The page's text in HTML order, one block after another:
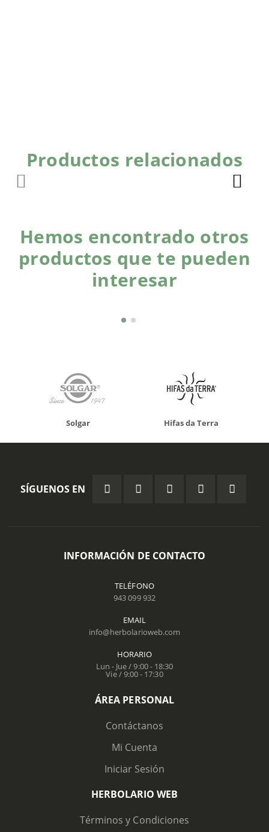
Productos relacionados
Hemos encontrado otros
productos que te pueden
interesar
Solgar Hifas da Terra
SÍGUENOS EN
INFORMACIÓN DE CONTACTO
TELÉFONO
943 099 932
EMAIL
info@herbolarioweb.com
HORARIO
Lun - Jue / 9:00 - 18:30
Vie / 9:00 - 17:30
ÁREA PERSONAL
Contáctanos
Mi Cuenta
Iniciar Sesión
HERBOLARIO WEB
Términos y Condiciones